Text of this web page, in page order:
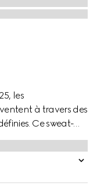
les
à travers des
Ce sweat-
regular et un